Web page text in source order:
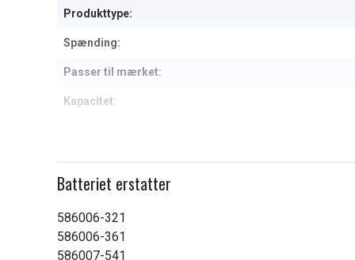
Produkttype:
Spænding:
Passer til mærket:
Kapacitet:
Batteriet erstatter
586006-321
586006-361
586007-541